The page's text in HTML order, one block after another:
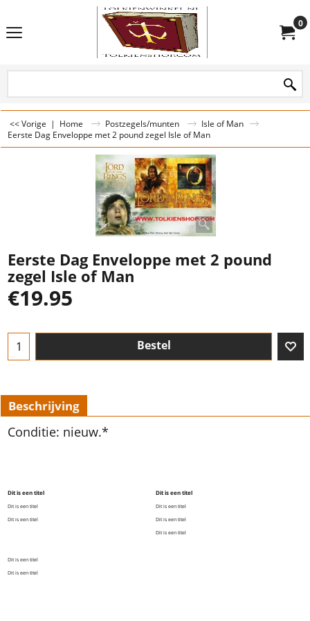
0
<< Vorige | Home Postzegels/munten
Isle of Man
Eerste Dag Enveloppe met 2 pound zegel Isle of Man
Eerste Dag Enveloppe met 2 pound
zegel Isle of Man
€19.95
Bestel
Beschrijving
Conditie: nieuw.*
Dit is een titel
Dit is een titel
Dit is een titel
Dit is een titel
Dit is een titel
Dit is een titel
Dit is een titel
Dit is een titel
Dit is een titel